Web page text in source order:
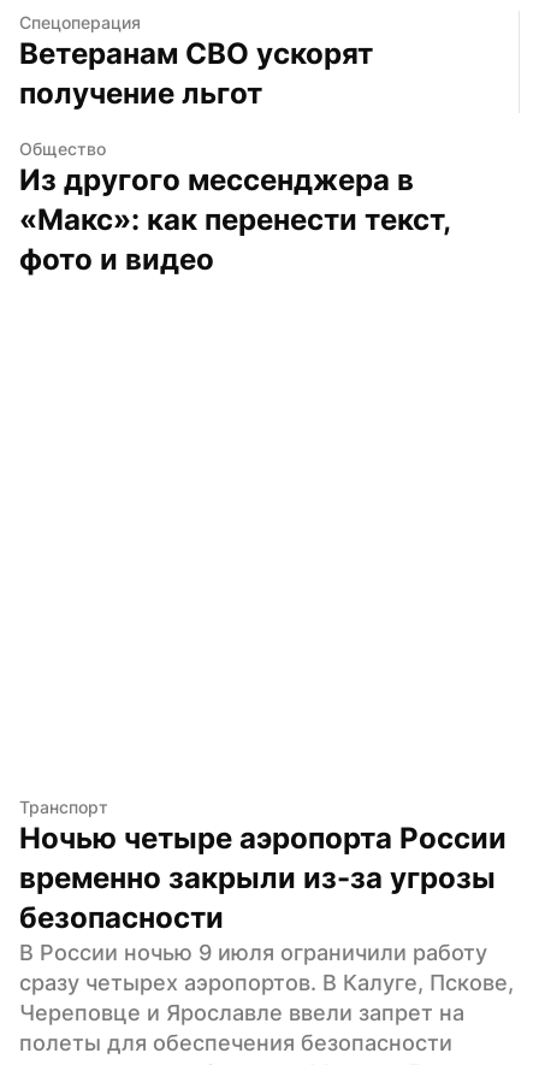
Спецоперация
Ветеранам СВО ускорят
получение льгот
Общество
Из другого мессенджера в
«Макс»: как перенести текст,
фото и видео
Транспорт
Ночью четыре аэропорта России
временно закрыли из-за угрозы
безопасности
В России ночью 9 июля ограничили работу
сразу четырех аэропортов. В Калуге, Пскове,
Череповце и Ярославле ввели запрет на
полеты для обеспечения безопасности